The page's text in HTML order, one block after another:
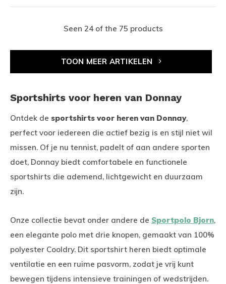
Seen 24 of the 75 products
TOON MEER ARTIKELEN
Sportshirts voor heren van Donnay
Ontdek de sportshirts voor heren van Donnay,
perfect voor iedereen die actief bezig is en stijl niet wil
missen. Of je nu tennist, padelt of aan andere sporten
doet, Donnay biedt comfortabele en functionele
sportshirts die ademend, lichtgewicht en duurzaam
zijn.
Onze collectie bevat onder andere de Sportpolo Bjorn,
een elegante polo met drie knopen, gemaakt van 100%
polyester Cooldry. Dit sportshirt heren biedt optimale
ventilatie en een ruime pasvorm, zodat je vrij kunt
bewegen tijdens intensieve trainingen of wedstrijden.